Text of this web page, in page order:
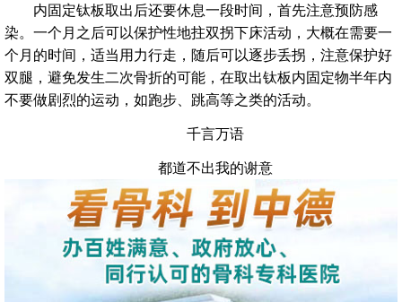
内固定钛板取出后还要休息一段时间，首先注意预防感
染。一个月之后可以保护性地拄双拐下床活动，大概在需要一
个月的时间，适当用力行走，随后可以逐步丢拐，注意保护好
双腿，避免发生二次骨折的可能，在取出钛板内固定物半年内
不要做剧烈的运动，如跑步、跳高等之类的活动。
千言万语
都道不出我的谢意